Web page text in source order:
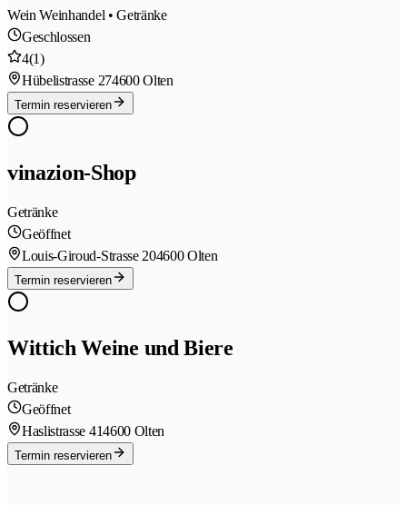
Wein Weinhandel • Getränke
Geschlossen
4(1)
Hübelistrasse 274600 Olten
Termin reservieren
vinazion-Shop
Getränke
Geöffnet
Louis-Giroud-Strasse 204600 Olten
Termin reservieren
Wittich Weine und Biere
Getränke
Geöffnet
Haslistrasse 414600 Olten
Termin reservieren